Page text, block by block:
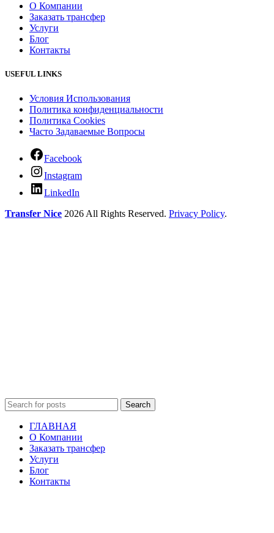
О Компании
Заказать трансфер
Услуги
Блог
Контакты
USEFUL LINKS
Условия Использования
Политика конфиденциальности
Политика Cookies
Часто Задаваемые Вопросы
Facebook
Instagram
LinkedIn
Transfer Nice 2026 All Rights Reserved. Privacy Policy.
Search
ГЛАВНАЯ
О Компании
Заказать трансфер
Услуги
Блог
Контакты